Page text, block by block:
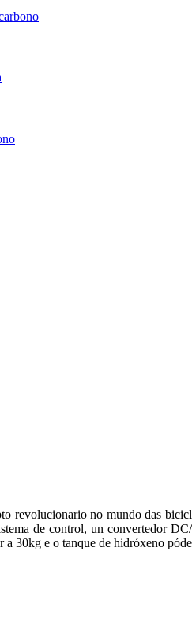
revolucionario no mundo das
de control, un convertedor
30kg e o tanque de hidróxeno